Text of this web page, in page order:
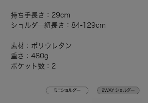
持ち手長さ：29cm
ショルダー紐長さ：84-129cm
素材：ポリウレタン
重さ：480g
ポケット数：2